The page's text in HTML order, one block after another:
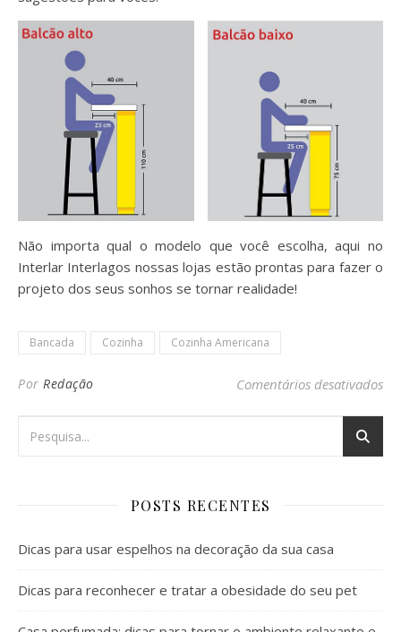
Não importa qual o modelo que você escolha, aqui no
Interlar Interlagos nossas lojas estão prontas para fazer o
projeto dos seus sonhos se tornar realidade!
Bancada Cozinha Cozinha Americana
Por Redação Comentários desativados
POSTS RECENTES
Dicas para usar espelhos na decoração da sua casa
Dicas para reconhecer e tratar a obesidade do seu pet